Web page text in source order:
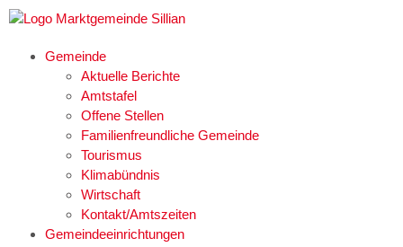
Gemeinde
Aktuelle Berichte
Amtstafel
Offene Stellen
Familienfreundliche Gemeinde
Tourismus
Klimabündnis
Wirtschaft
Kontakt/Amtszeiten
Gemeindeeinrichtungen